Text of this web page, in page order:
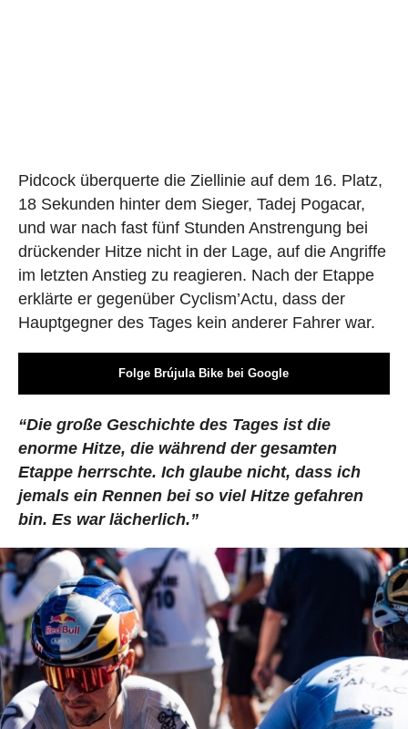
Pidcock überquerte die Ziellinie auf dem 16. Platz,
18 Sekunden hinter dem Sieger, Tadej Pogacar,
und war nach fast fünf Stunden Anstrengung bei
drückender Hitze nicht in der Lage, auf die Angriffe
im letzten Anstieg zu reagieren. Nach der Etappe
erklärte er gegenüber Cyclism’Actu, dass der
Hauptgegner des Tages kein anderer Fahrer war.
Folge Brújula Bike bei Google
“Die große Geschichte des Tages ist die
enorme Hitze, die während der gesamten
Etappe herrschte. Ich glaube nicht, dass ich
jemals ein Rennen bei so viel Hitze gefahren
bin. Es war lächerlich.”